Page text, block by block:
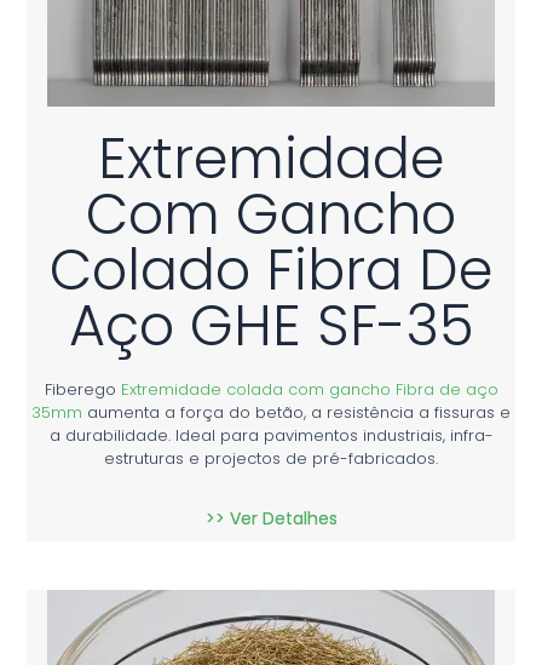
Extremidade
Com Gancho
Colado Fibra De
Aço GHE SF-35
Fiberego Extremidade colada com gancho Fibra de aço
35mm aumenta a força do betão, a resistência a fissuras e
a durabilidade. Ideal para pavimentos industriais, infra-
estruturas e projectos de pré-fabricados.
>> Ver Detalhes